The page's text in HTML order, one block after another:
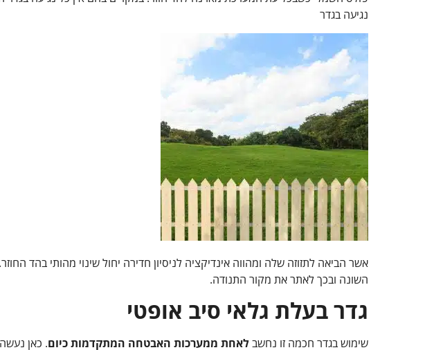
נגיעה בגדר
אשר הביאה לתזוזה שלה ומהווה אינדיקציה לניסיון חדירה יחול שינוי מהותי בהד
השונה ובכך לאתר את מקור התנודה.
גדר בעלת גלאי סיב אופטי
שימוש בגדר חכמה זו נחשבלאחת ממערכות האבטחה המתקדמות כיום. כאן